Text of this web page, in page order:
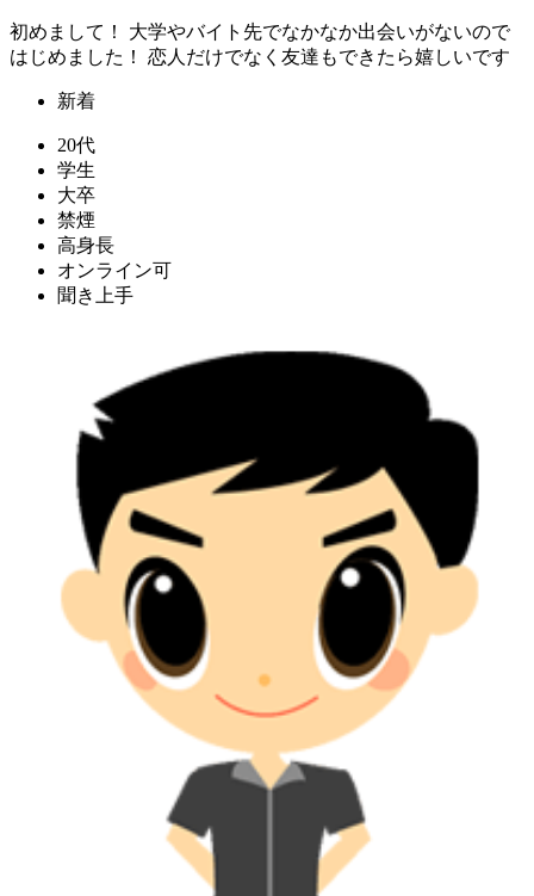
初めまして！ 大学やバイト先でなかなか出会いがないので
はじめました！ 恋人だけでなく友達もできたら嬉しいです
新着
20代
学生
大卒
禁煙
高身長
オンライン可
聞き上手